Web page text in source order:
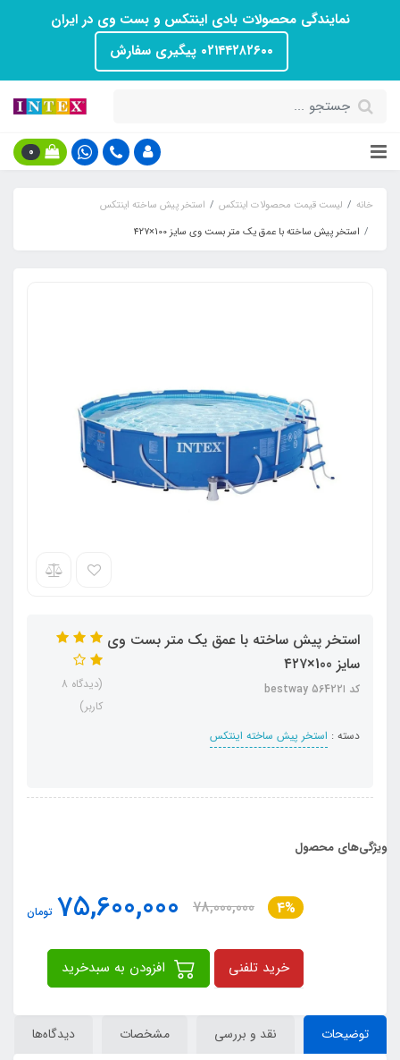
نمایندگی محصولات بادی اینتکس و بست وی در ایران
۰۲۱۴۴۲۸۲۶۰۰ پیگیری سفارش
0
خانه لیست قیمت محصولات اینتکس
استخر پیش ساخته اینتکس
استخر پیش ساخته با عمق یک متر بست وی سایز 100×۴۲۷
استخر پیش ساخته با عمق یک متر بست وی
سایز 100×۴۲۷
کد اbestway 56422
دسته : استخر پیش ساخته اینتکس
(دیدگاه 8
کاربر)
ویژگی‌های محصول
4%
78,000,000
75,600,000 تومان
خرید تلفنی
توضیحات نقد و بررسی مشخصات دیدگاه‌ها